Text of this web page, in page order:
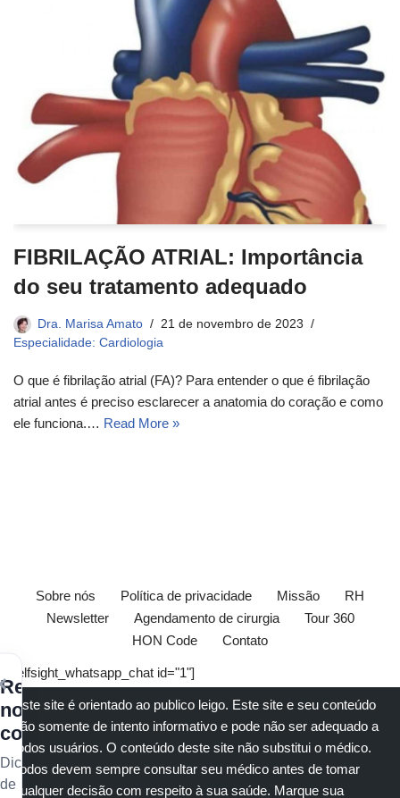
FIBRILAÇÃO ATRIAL: Importância
do seu tratamento adequado
Dra. Marisa Amato
21 de novembro de 2023
Especialidade: Cardiologia
O que é fibrilação atrial (FA)? Para entender o que é fibrilação
atrial antes é preciso esclarecer a anatomia do coração e como
ele funciona.… Read More »
Sobre nós Política de privacidade Missão
RH
Newsletter
Agendamento de cirurgia
Tour 360
HON Code
Contato
[elfsight_whatsapp_chat id="1"]
Este site é orientado ao publico leigo. Este site e seu conteúdo
são somente de intento informativo e pode não ser adequado a
todos usuários. O conteúdo deste site não substitui o médico.
Todos devem sempre consultar seu médico antes de tomar
qualquer decisão com respeito à sua saúde. Marque sua
Receba
nossos
conteúdos
Dicas
de